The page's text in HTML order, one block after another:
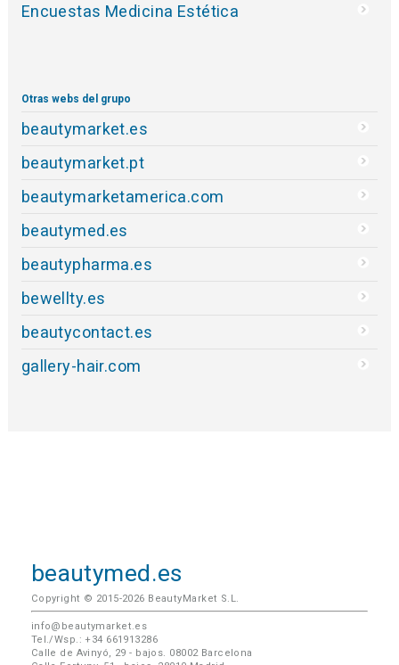
Encuestas Medicina Estética
Otras webs del grupo
beautymarket.es
beautymarket.pt
beautymarketamerica.com
beautymed.es
beautypharma.es
bewellty.es
beautycontact.es
gallery-hair.com
beautymed.es
Copyright © 2015-2026 BeautyMarket S.L.
info@beautymarket.es
Tel./Wsp.: +34 661913286
Calle de Avinyó, 29 - bajos. 08002 Barcelona